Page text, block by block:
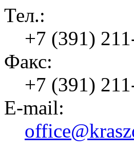
Тел.:
+7 (391)
Факс:
+7 (391)
E-mail: